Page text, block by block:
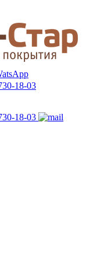
18-03
18-03